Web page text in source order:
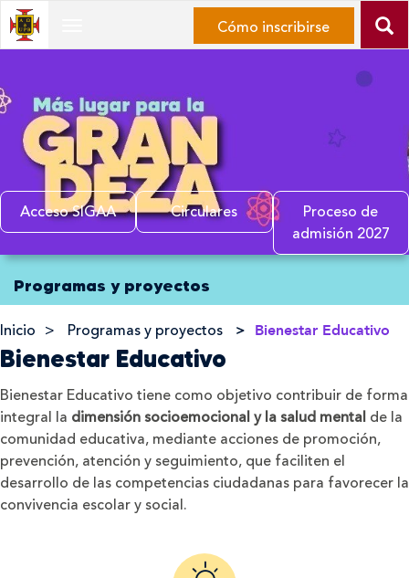
al
contenido
Ir
al
menú
navegación
al
mapa
sitio
Navegación
Cómo inscribirse
Acceso SIGAA Circulares
Proceso de
admisión 2027
Inicio
del
contenido
principal
Programas y proyectos
Inicio Programas y proyectos Bienestar Educativo
Bienestar Educativo
Bienestar Educativo tiene como objetivo contribuir de forma
integral la dimensión socioemocional y la salud mental de la
comunidad educativa, mediante acciones de promoción,
prevención, atención y seguimiento, que faciliten el
desarrollo de las competencias ciudadanas para favorecer la
convivencia escolar y social.